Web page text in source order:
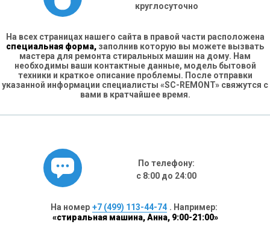
круглосуточно
На всех страницах нашего сайта в правой части расположена
специальная форма, заполнив которую вы можете вызвать
мастера для ремонта стиральных машин на дому. Нам
необходимы ваши контактные данные, модель бытовой
техники и краткое описание проблемы. После отправки
указанной информации специалисты «SC-REMONT» свяжутся с
вами в кратчайшее время.
По телефону:
с 8:00 до 24:00
На номер +7 (499) 113-44-74 . Например:
«стиральная машина, Анна, 9:00-21:00»